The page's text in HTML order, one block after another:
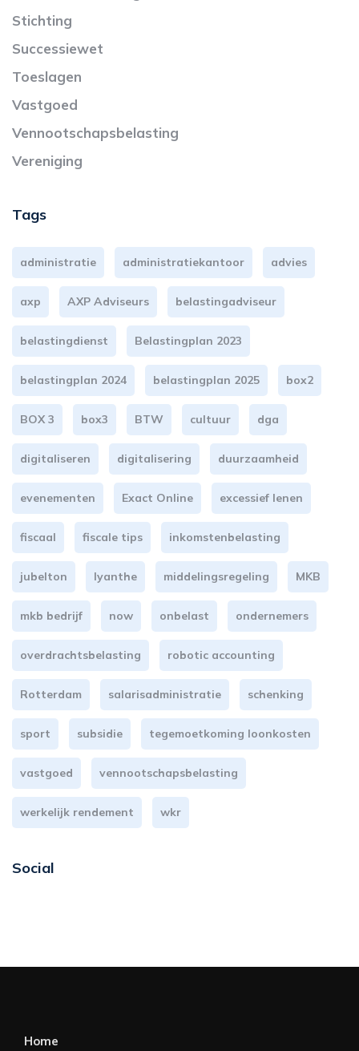
Stichting
Successiewet
Toeslagen
Vastgoed
Vennootschapsbelasting
Vereniging
Tags
administratie administratiekantoor advies
axp AXP Adviseurs belastingadviseur
belastingdienst Belastingplan 2023
belastingplan 2024 belastingplan 2025 box2
BOX 3 box3 BTW cultuur dga
digitaliseren digitalisering duurzaamheid
evenementen Exact Online excessief lenen
fiscaal fiscale tips inkomstenbelasting
jubelton lyanthe middelingsregeling MKB
mkb bedrijf now onbelast ondernemers
overdrachtsbelasting robotic accounting
Rotterdam salarisadministratie schenking
sport subsidie tegemoetkoming loonkosten
vastgoed vennootschapsbelasting
werkelijk rendement wkr
Social
Home